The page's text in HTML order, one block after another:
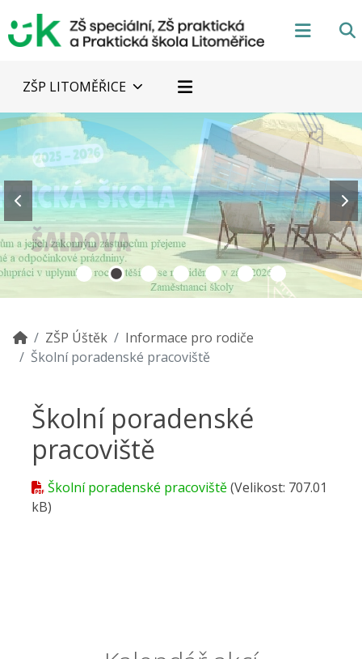
ZŠP LITOMĚŘICE
ZŠP Úštěk
Informace pro rodiče
Školní poradenské pracoviště
Školní poradenské
pracoviště
Školní poradenské pracoviště(Velikost: 707.01
kB)